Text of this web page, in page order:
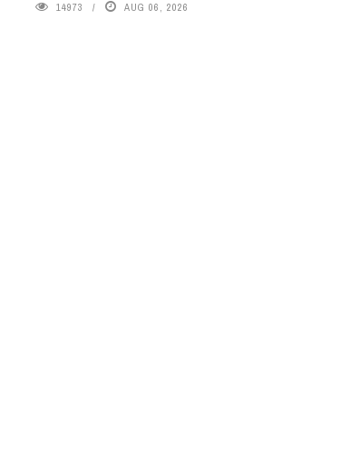
14973 AUG 06, 2026